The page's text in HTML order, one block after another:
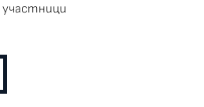
участници